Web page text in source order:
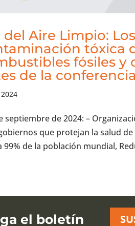
del Aire Limpio:
tóxica
fósiles y
de la
septiembre de 2024: –
que protejan la salud
99% de la población mundial,
el boletín